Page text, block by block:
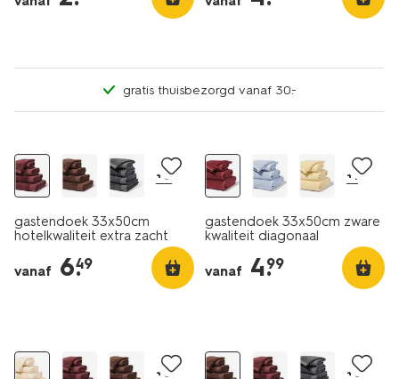
gratis thuisbezorgd vanaf 30.-
+8
gastendoek 33x50cm
hotelkwaliteit extra zacht
bordeauxrood
vanaf 6.
49
+1
gastendoek 33x50cm zware
kwaliteit diagonaal
bordeauxrood
vanaf 4.
99
+8 +8